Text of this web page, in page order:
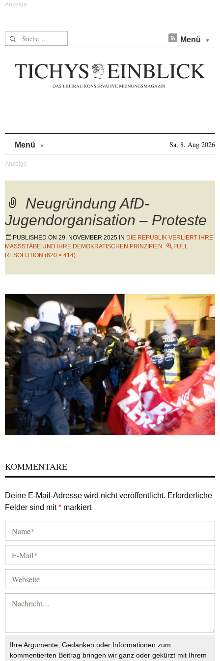
Suche nach: Menü
Menü Sa, 8. Aug 2026
Neugründung AfD-
Jugendorganisation – Proteste
PUBLISHED ON 29. NOVEMBER 2025 IN DIE REPUBLIK VERLIERT IHRE
MASSSTÄBE UND IHRE DEMOKRATISCHEN PRINZIPIEN
FULL
RESOLUTION (620 × 414)
KOMMENTARE
Deine E-Mail-Adresse wird nicht veröffentlicht. Erforderliche
Felder sind mit* markiert
Ihre Argumente, Gedanken oder Informationen zum
kommentierten Beitrag bringen wir ganz oder gekürzt mit Ihrem